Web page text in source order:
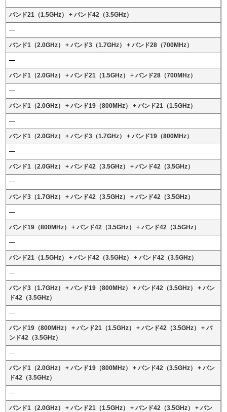
バンド21（1.5GHz） + バンド42（3.5GHz）
バンド1（2.0GHz） + バンド3（1.7GHz） + バンド28（700MHz）
バンド1（2.0GHz） + バンド21（1.5GHz） + バンド28（700MHz）
バンド1（2.0GHz） + バンド19（800MHz） + バンド21（1.5GHz）
バンド1（2.0GHz） + バンド3（1.7GHz） + バンド19（800MHz）
バンド1（2.0GHz） + バンド42（3.5GHz） + バンド42（3.5GHz）
バンド3（1.7GHz） + バンド42（3.5GHz） + バンド42（3.5GHz）
バンド19（800MHz） + バンド42（3.5GHz） + バンド42（3.5GHz）
バンド21（1.5GHz） + バンド42（3.5GHz） + バンド42（3.5GHz）
バンド3（1.7GHz） + バンド19（800MHz） + バンド42（3.5GHz） + バン
ド42（3.5GHz）
バンド19（800MHz） + バンド21（1.5GHz） + バンド42（3.5GHz） + バ
ンド42（3.5GHz）
バンド1（2.0GHz） + バンド19（800MHz） + バンド42（3.5GHz） + バン
ド42（3.5GHz）
バンド1（2.0GHz） + バンド21（1.5GHz） + バンド42（3.5GHz） + バン